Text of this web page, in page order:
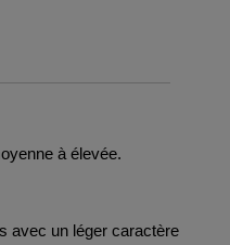
à élevée.
avec un léger caractère